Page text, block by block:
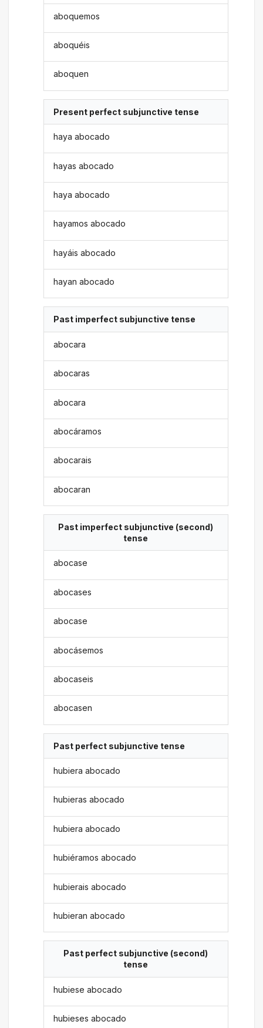
aboquemos
aboquéis
aboquen
Present perfect subjunctive tense
haya abocado
hayas abocado
haya abocado
hayamos abocado
hayáis abocado
hayan abocado
Past imperfect subjunctive tense
abocara
abocaras
abocara
abocáramos
abocarais
abocaran
Past imperfect subjunctive (second)
tense
abocase
abocases
abocase
abocásemos
abocaseis
abocasen
Past perfect subjunctive tense
hubiera abocado
hubieras abocado
hubiera abocado
hubiéramos abocado
hubierais abocado
hubieran abocado
Past perfect subjunctive (second)
tense
hubiese abocado
hubieses abocado